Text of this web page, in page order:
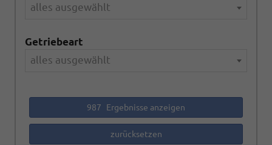
alles ausgewählt
Getriebeart
alles ausgewählt
987 Ergebnisse anzeigen
zurücksetzen